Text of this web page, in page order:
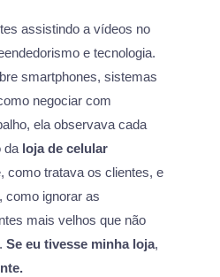
assistindo a vídeos no
e tecnologia.
smartphones, sistemas
negociar com
ela observava cada
da loja de celular
como tratava os clientes, e
como ignorar as
mais velhos que não
Se eu tivesse minha loja,